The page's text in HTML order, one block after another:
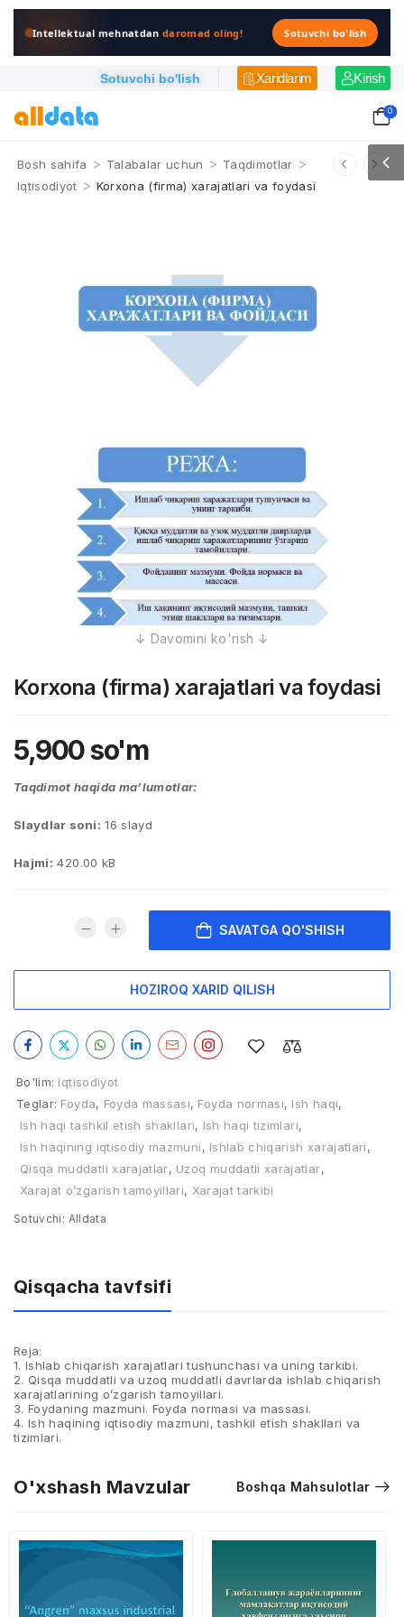
Intellektual mehnatdandaromad oling! Sotuvchi bo'lish
Sotuvchi bo'lish Xaridlarim Kirish
0
Bosh sahifa > Talabalar uchun > Taqdimotlar >
Iqtisodiyot > Korxona (firma) xarajatlari va foydasi
Korxona (firma) xarajatlari va foydasi
5,900so'm
Taqdimot haqida ma’lumotlar:
Slaydlar soni: 16 slayd
Hajmi: 420.00 kB
SAVATGA QO'SHISH
HOZIROQ XARID QILISH
Bo'lim: Iqtisodiyot
Teglar: Foyda, Foyda massasi, Foyda normasi, Ish haqi,
Ish haqi tashkil etish shakllari, Ish haqi tizimlari,
Ish haqining iqtisodiy mazmuni, Ishlab chiqarish xarajatlari,
Qisqa muddatli xarajatlar, Uzoq muddatli xarajatlar,
Xarajat o’zgarish tamoyillari, Xarajat tarkibi
Sotuvchi: Alldata
Qisqacha tavfsifi
Reja:
1. Ishlab chiqarish xarajatlari tushunchasi va uning tarkibi.
2. Qisqa muddatli va uzoq muddatli davrlarda ishlab chiqarish
xarajatlarining o’zgarish tamoyillari.
3. Foydaning mazmuni. Foyda normasi va massasi.
4. Ish haqining iqtisodiy mazmuni, tashkil etish shakllari va
tizimlari.
O'xshash Mavzular Boshqa Mahsulotlar